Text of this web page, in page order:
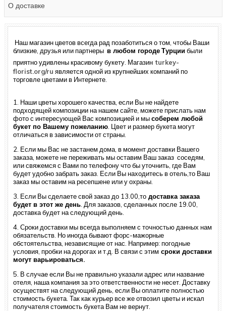
О доставке
Наш магазин цветов всегда рад позаботиться о том, чтобы Ваши
близкие, друзья или партнеры в любом городеТурциибыли
приятно удивлены красивому букету. Магазин turkey-
florist.org/ru является одной из крупнейших компаний по
торговле цветами в Интернете.
1. Наши цветы хорошего качества, если Вы не найдете
подходящей композиции на нашем сайте, можете прислать нам
фото с интересующей Вас композицией и мысоберем любой
букет по Вашему пожеланию . Цвет и размер букета могут
отличаться в зависимости от страны.
2. Если мы Вас не застанем дома, в момент доставки Вашего
заказа, можете не переживать мы оставим Ваш заказ соседям,
или свяжемся с Вами по телефону что бы уточнить, где Вам
будет удобно забрать заказ. Если Вы находитесь в отель,то Ваш
заказ мы оставим на ресепшене или у охраны.
3. Если Вы сделаете свой заказ до 13.00,то доставка заказа
будет в этот же день . Для заказов, сделанных после 19.00,
доставка будет на следующий день.
4. Сроки доставки мы всегда выполняем с точностью данных нам
обязательств. Но иногда бывают форс-мажорные
обстоятельства, независящие от нас. Например: погодные
условия, пробки на дорогах и т.д. В связи с этим сроки доставки
могут варьироваться.
5. В случае если Вы не правильно указали адрес или название
отеля, наша компания за это ответственности не несет. Доставку
осуществят на следующий день, если Вы оплатите полностью
стоимость букета. Так как курьер все же отвозил цветы и искал
получателя стоимость букета Вам не вернут.